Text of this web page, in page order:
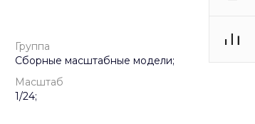
Группа
Сборные масштабные модели;
Масштаб
1/24;